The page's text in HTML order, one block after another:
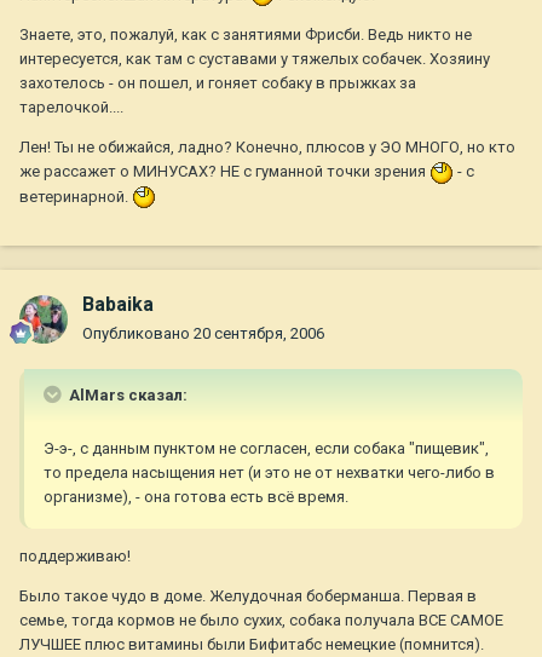
Знаете, это, пожалуй, как с занятиями Фрисби. Ведь никто не
интересуется, как там с суставами у тяжелых собачек. Хозяину
захотелось - он пошел, и гоняет собаку в прыжках за
тарелочкой....
Лен! Ты не обижайся, ладно? Конечно, плюсов у ЭО МНОГО, но кто
же рассажет о МИНУСАХ? НЕ с гуманной точки зрения
- с
ветеринарной.
Babaika
Опубликовано 20 сентября, 2006
AlMars сказал:
Э-э-, с данным пунктом не согласен, если собака "пищевик",
то предела насыщения нет (и это не от нехватки чего-либо в
организме), - она готова есть всё время.
поддерживаю!
Было такое чудо в доме. Желудочная боберманша. Первая в
семье, тогда кормов не было сухих, собака получала ВСЕ САМОЕ
ЛУЧШЕЕ плюс витамины были Бифитабс немецкие (помнится).